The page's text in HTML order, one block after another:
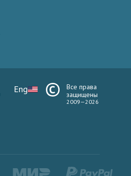
Eng
Все права
защищены
2009—2026